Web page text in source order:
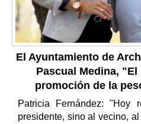
El Ayuntamiento de
Pascual Medina,
promoción de la
Patricia Fernández: "Hoy
presidente, sino al vecino,